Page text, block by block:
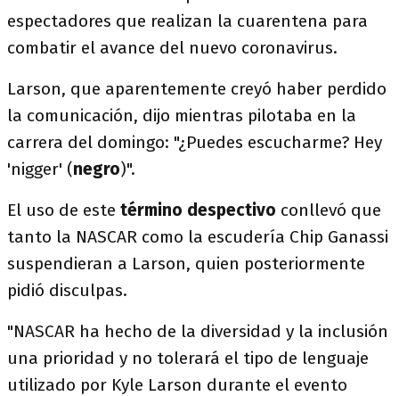
espectadores que realizan la cuarentena para
combatir el avance del nuevo coronavirus.
Larson, que aparentemente creyó haber perdido
la comunicación, dijo mientras pilotaba en la
carrera del domingo: "¿Puedes escucharme? Hey
'nigger' (negro)".
El uso de este término despectivo conllevó que
tanto la NASCAR como la escudería Chip Ganassi
suspendieran a Larson, quien posteriormente
pidió disculpas.
"NASCAR ha hecho de la diversidad y la inclusión
una prioridad y no tolerará el tipo de lenguaje
utilizado por Kyle Larson durante el evento